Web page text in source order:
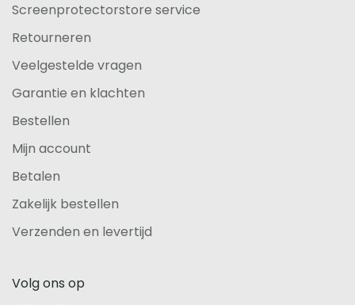
Screenprotectorstore service
Retourneren
Veelgestelde vragen
Garantie en klachten
Bestellen
Mijn account
Betalen
Zakelijk bestellen
Verzenden en levertijd
Volg ons op